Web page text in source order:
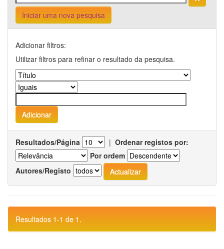
Iniciar uma nova pesquisa
Adicionar filtros:
Utilizar filtros para refinar o resultado da pesquisa.
Resultados/Página | Ordenar registos por:
Por ordem
Autores/Registo
Resultados 1-1 de 1.